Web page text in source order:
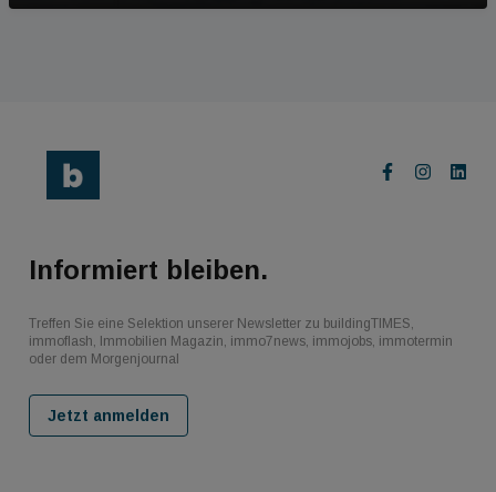
Informiert bleiben.
Treffen Sie eine Selektion unserer Newsletter zu buildingTIMES,
immoflash, Immobilien Magazin, immo7news, immojobs, immotermin
oder dem Morgenjournal
Jetzt anmelden